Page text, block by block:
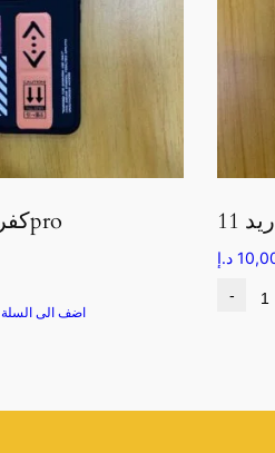
كفر الحفرة 11pro
اضف الى السلة
د.إ
-